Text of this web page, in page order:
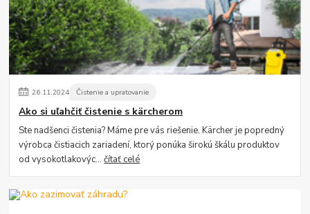
26.11.2024 Čistenie a upratovanie
Ako si uľahčiť čistenie s kärcherom
Ste nadšenci čistenia? Máme pre vás riešenie. Kärcher je popredný
výrobca čistiacich zariadení, ktorý ponúka širokú škálu produktov
od vysokotlakovýc...čítať celé